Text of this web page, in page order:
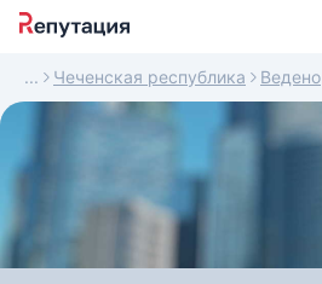
Чеченская республика Ведено